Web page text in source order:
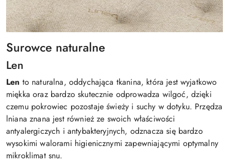
Surowce naturalne
Len
Len to naturalna, oddychająca tkanina, która jest wyjatkowo
miękka oraz bardzo skutecznie odprowadza wilgoć, dzięki
czemu pokrowiec pozostaje świeży i suchy w dotyku. Przędza
lniana znana jest również ze swoich właściwości
antyalergiczych i antybakteryjnych, odznacza się bardzo
wysokimi walorami higienicznymi zapewniającymi optymalny
mikroklimat snu.